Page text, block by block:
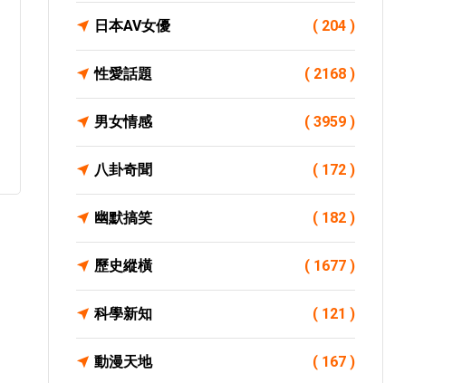
日本AV女優 ( 204 )
性愛話題 ( 2168 )
男女情感 ( 3959 )
八卦奇聞 ( 172 )
幽默搞笑 ( 182 )
歷史縱橫 ( 1677 )
科學新知 ( 121 )
動漫天地 ( 167 )